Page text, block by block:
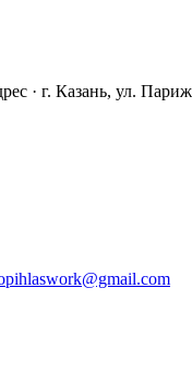
· г. Казань, ул.